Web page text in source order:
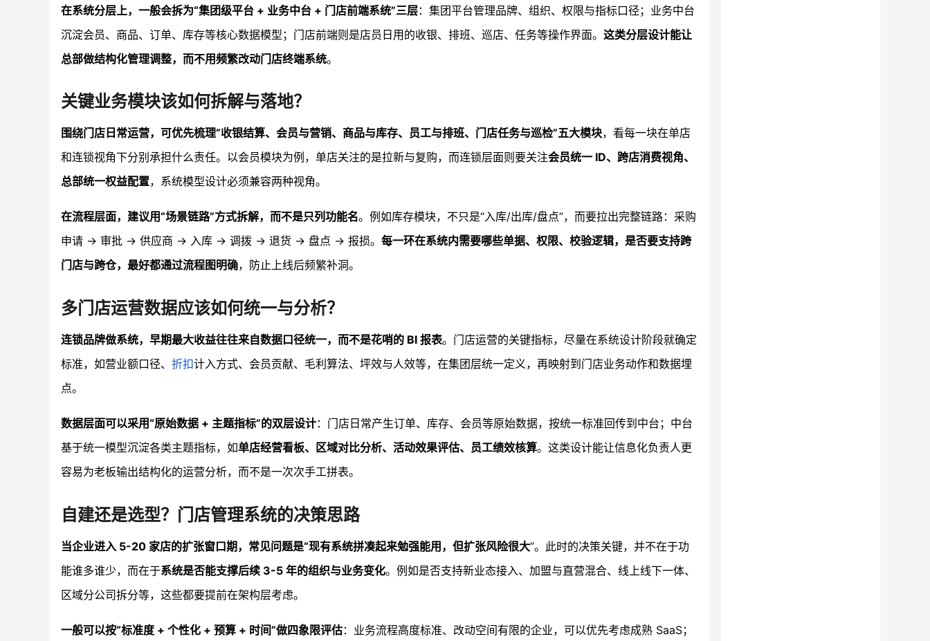
在系统分层上，一般会拆为“集团级平台 + 业务中台 + 门店前端系统”三层：集团平台管理品牌、组织、权限与指标口径；业务中台
沉淀会员、商品、订单、库存等核心数据模型；门店前端则是店员日用的收银、排班、巡店、任务等操作界面。 这类分层设计能让
总部做结构化管理调整，而不用频繁改动门店终端系统。
关键业务模块该如何拆解与落地？
围绕门店日常运营，可优先梳理“收银结算、会员与营销、商品与库存、员工与排班、门店任务与巡检”五大模块，看每一块在单店
和连锁视角下分别承担什么责任。以会员模块为例，单店关注的是拉新与复购，而连锁层面则要关注会员统一 ID、跨店消费视角、
总部统一权益配置，系统模型设计必须兼容两种视角。
在流程层面，建议用“场景链路”方式拆解，而不是只列功能名。例如库存模块，不只是“入库/出库/盘点”，而要拉出完整链路：采购
申请 → 审批 → 供应商 → 入库 → 调拨 → 退货 → 盘点 → 报损。 每一环在系统内需要哪些单据、权限、校验逻辑，是否要支持跨
门店与跨仓，最好都通过流程图明确，防止上线后频繁补洞。
多门店运营数据应该如何统一与分析？
连锁品牌做系统，早期最大收益往往来自数据口径统一，而不是花哨的 BI 报表。门店运营的关键指标，尽量在系统设计阶段就确定
标准，如营业额口径、 折扣计入方式、会员贡献、毛利算法、坪效与人效等，在集团层统一定义，再映射到门店业务动作和数据埋
点。
数据层面可以采用“原始数据 + 主题指标”的双层设计：门店日常产生订单、库存、会员等原始数据，按统一标准回传到中台；中台
基于统一模型沉淀各类主题指标，如单店经营看板、区域对比分析、活动效果评估、员工绩效核算。这类设计能让信息化负责人更
容易为老板输出结构化的运营分析，而不是一次次手工拼表。
自建还是选型？门店管理系统的决策思路
当企业进入 5-20 家店的扩张窗口期，常见问题是“现有系统拼凑起来勉强能用，但扩张风险很大”。此时的决策关键，并不在于功
能谁多谁少，而在于系统是否能支撑后续 3-5 年的组织与业务变化。例如是否支持新业态接入、加盟与直营混合、线上线下一体、
区域分公司拆分等，这些都要提前在架构层考虑。
一般可以按“标准度 + 个性化 + 预算 + 时间”做四象限评估：业务流程高度标准、改动空间有限的企业，可以优先考虑成熟 SaaS；